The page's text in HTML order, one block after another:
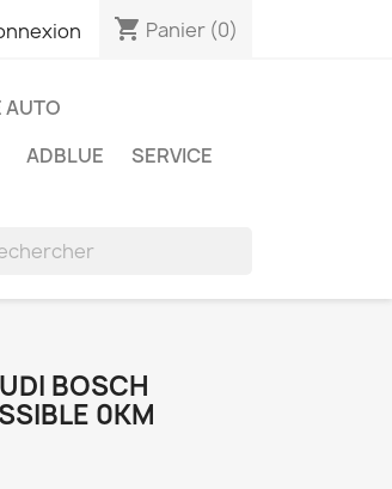
shopping_cart Panier (0)
AUTO
ADBLUE
SERVICE
BOSCH
0KM